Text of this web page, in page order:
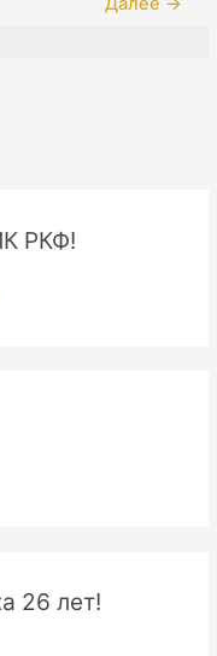
РКФ!
26 лет!